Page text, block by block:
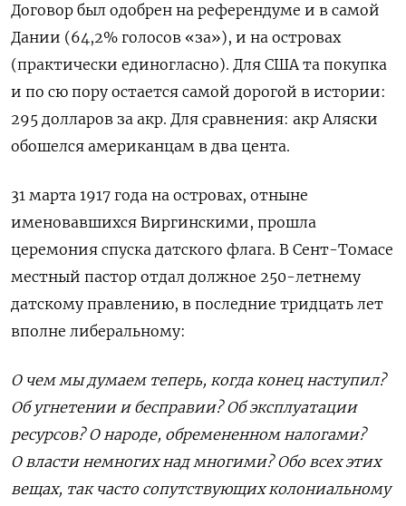
Договор был одобрен на референдуме и в самой
Дании (64,2% голосов «за»), и на островах
(практически единогласно). Для США та покупка
и по сю пору остается самой дорогой в истории:
295 долларов за акр. Для сравнения: акр Аляски
обошелся американцам в два цента.
31 марта 1917 года на островах, отныне
именовавшихся Виргинскими, прошла
церемония спуска датского флага. В Сент-Томасе
местный пастор отдал должное 250-летнему
датскому правлению, в последние тридцать лет
вполне либеральному:
О чем мы думаем теперь, когда конец наступил?
Об угнетении и бесправии? Об эксплуатации
ресурсов? О народе, обремененном налогами?
О власти немногих над многими? Обо всех этих
вещах, так часто сопутствующих колониальному